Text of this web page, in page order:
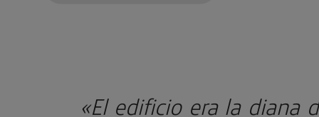
«El edificio era la diana